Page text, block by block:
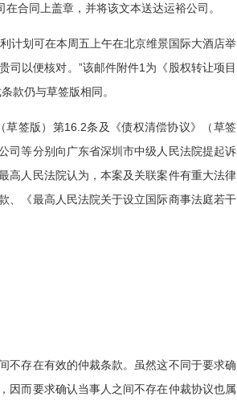
合同上盖章，并将该文本送达运裕公司。
计划可在本周五上午在北京维景国际大酒店举
司以便核对。”该邮件附件1为《股权转让项目
款仍与草签版相同。
签版）第16.2条及《债权清偿协议》（草签
司等分别向广东省深圳市中级人民法院提起诉
高人民法院认为，本案及关联案件有重大法律
、《最高人民法院关于设立国际商事法庭若干
不存在有效的仲裁条款。虽然这不同于要求确
因而要求确认当事人之间不存在仲裁协议也属